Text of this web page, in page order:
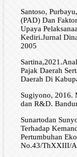
Santoso,
(PAD) Dan
Upaya
Kediri.Jurnal
2005
Pajak Daerah
Daerah Di
Sugiyono, 2016.
dan R&D.
Sunartodan
Terhadap
Pertumbuhan
No.43/ThXXIII/